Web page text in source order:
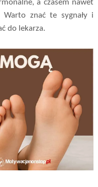
a czasem nawet
Warto znać te sygnały i
do lekarza.